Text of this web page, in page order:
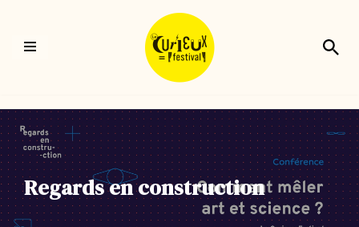
Aller
Regards en construction